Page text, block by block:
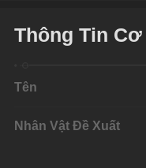
Thông Tin Cơ
Tên
Nhân Vật Đề Xuất